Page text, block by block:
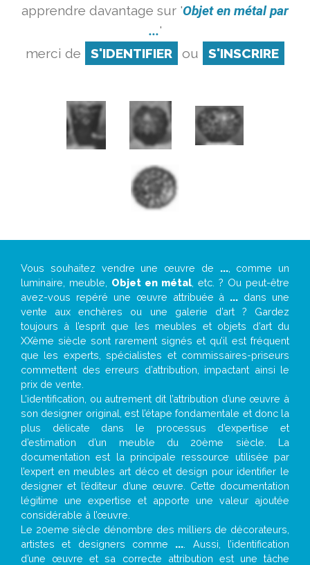
apprendre davantage sur 'Objet en métal par
...'
merci de
S'IDENTIFIER ou S'INSCRIRE
Vous souhaitez vendre une œuvre de ..., comme un
luminaire, meuble, Objet en métal , etc. ? Ou peut-être
avez-vous repéré une œuvre attribuée à ... dans une
vente aux enchères ou une galerie d’art ? Gardez
toujours à l’esprit que les meubles et objets d’art du
XXème siècle sont rarement signés et qu’il est fréquent
que les experts, spécialistes et commissaires-priseurs
commettent des erreurs d’attribution, impactant ainsi le
prix de vente.
L’identification, ou autrement dit l’attribution d’une œuvre à
son designer original, est l’étape fondamentale et donc la
plus délicate dans le processus d’expertise et
d’estimation d’un meuble du 20ème siècle. La
documentation est la principale ressource utilisée par
l’expert en meubles art déco et design pour identifier le
designer et l’éditeur d’une œuvre. Cette documentation
légitime une expertise et apporte une valeur ajoutée
considérable à l’œuvre.
Le 20eme siècle dénombre des milliers de décorateurs,
artistes et designers comme ... . Aussi, l’identification
d’une œuvre et sa correcte attribution est une tâche